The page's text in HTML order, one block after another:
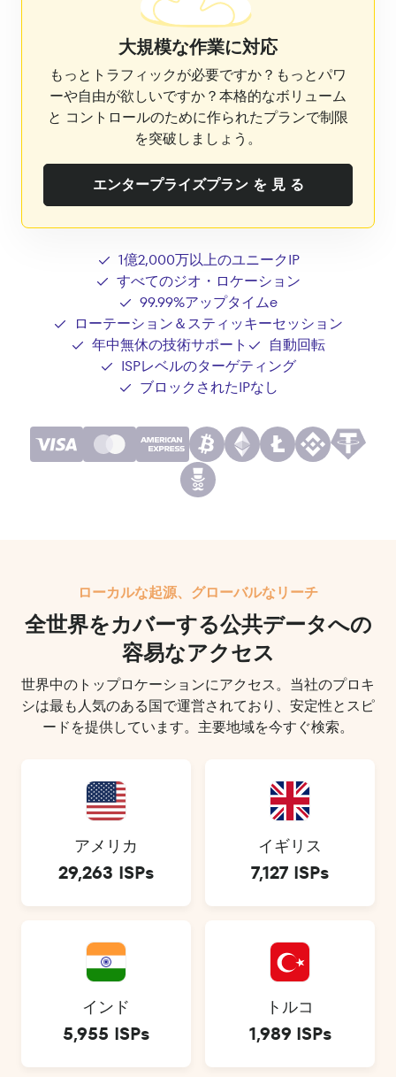
大規模な作業に対応
もっとトラフィックが必要ですか？もっとパワ
ーや自由が欲しいですか？本格的なボリューム
と コントロールのために作られたプランで制限
を突破しましょう。
エンタープライズプラン を 見 る
1億2,000万以上のユニークIP
すべてのジオ・ロケーション
99.99%アップタイムe
ローテーション＆スティッキーセッション
年中無休の技術サポート
自動回転
ISPレベルのターゲティング
ブロックされたIPなし
ローカルな起源、グローバルなリーチ
全世界をカバーする公共データへの
容易なアクセス
世界中のトップロケーションにアクセス。当社のプロキ
シは最も人気のある国で運営されており、安定性とスピ
ードを提供しています。主要地域を今すぐ検索。
アメリカ
29,263 ISPs
イギリス
7,127 ISPs
インド
5,955 ISPs
トルコ
1,989 ISPs